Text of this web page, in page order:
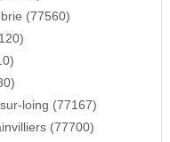
(77560)
loing (77167)
(77700)